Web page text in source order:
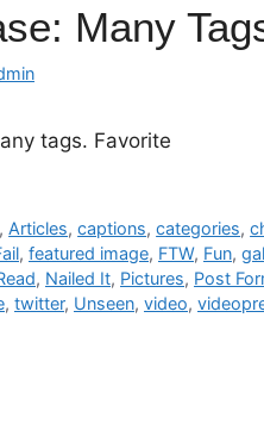
Many
tags. Favorite
, Articles,captions,categories,
, featured image, FTW, Fun,
, Nailed It, Pictures, Post
, twitter, Unseen, video,